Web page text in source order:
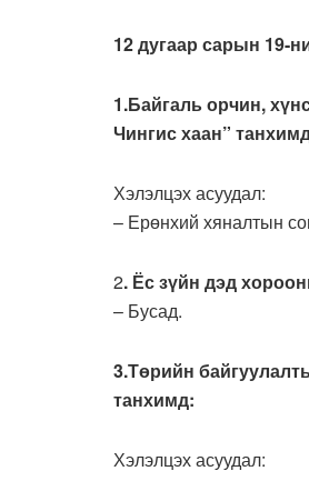
12 дугаар сарын 19-
1.Байгаль орчин,
Чингис хаан”
Хэлэлцэх асуудал:
– Ерөнхий хяналтын
2. Ёс зүйн дэд
– Бусад.
3.Төрийн
танхимд:
Хэлэлцэх асуудал: